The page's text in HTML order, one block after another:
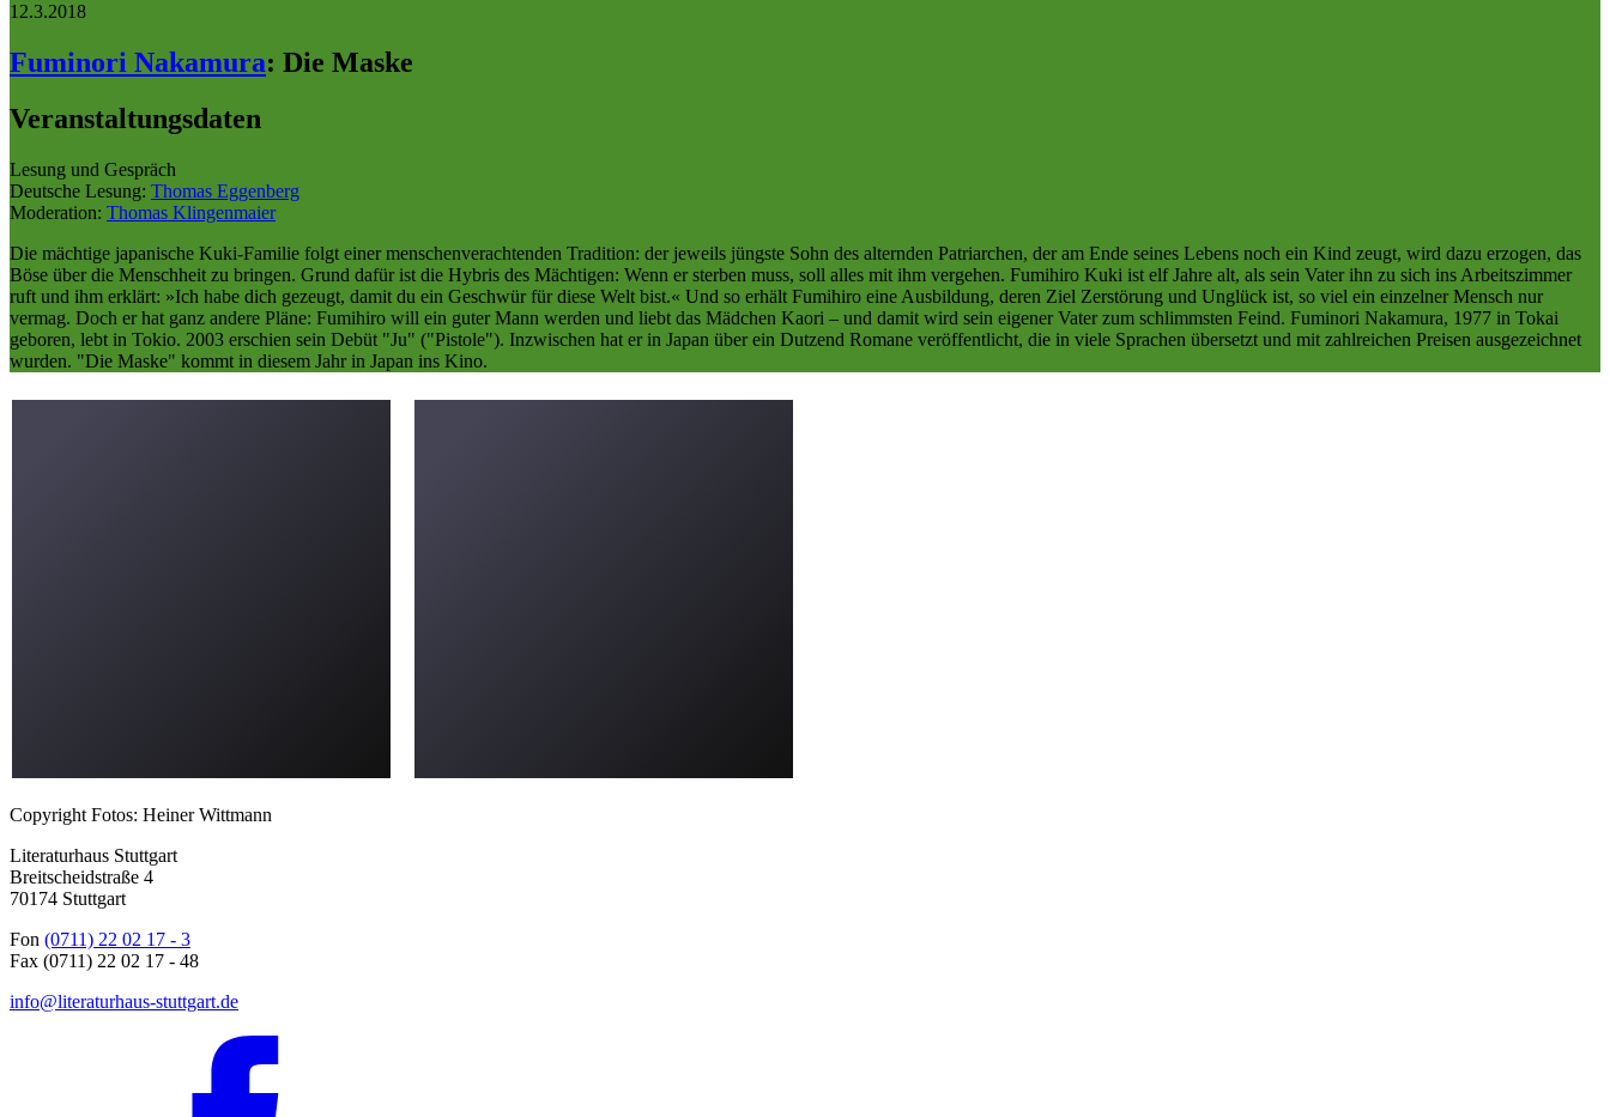
12.3.2018
Fuminori Nakamura: Die Maske
Veranstaltungsdaten
Lesung und Gespräch
Deutsche Lesung: Thomas Eggenberg
Moderation: Thomas Klingenmaier
Die mächtige japanische Kuki-Familie folgt einer menschenverachtenden Tradition: der jeweils jüngste Sohn des alternden Patriarchen, der am Ende seines Lebens noch ein Kind zeugt, wird dazu erzogen, das
Böse über die Menschheit zu bringen. Grund dafür ist die Hybris des Mächtigen: Wenn er sterben muss, soll alles mit ihm vergehen. Fumihiro Kuki ist elf Jahre alt, als sein Vater ihn zu sich ins Arbeitszimmer
ruft und ihm erklärt: »Ich habe dich gezeugt, damit du ein Geschwür für diese Welt bist.« Und so erhält Fumihiro eine Ausbildung, deren Ziel Zerstörung und Unglück ist, so viel ein einzelner Mensch nur
vermag. Doch er hat ganz andere Pläne: Fumihiro will ein guter Mann werden und liebt das Mädchen Kaori – und damit wird sein eigener Vater zum schlimmsten Feind. Fuminori Nakamura, 1977 in Tokai
geboren, lebt in Tokio. 2003 erschien sein Debüt "Ju" ("Pistole"). Inzwischen hat er in Japan über ein Dutzend Romane veröffentlicht, die in viele Sprachen übersetzt und mit zahlreichen Preisen ausgezeichnet
wurden. "Die Maske" kommt in diesem Jahr in Japan ins Kino.
Copyright Fotos: Heiner Wittmann
Literaturhaus Stuttgart
Breitscheidstraße 4
70174 Stuttgart
Fon (0711) 22 02 17 - 3
Fax (0711) 22 02 17 - 48
info@literaturhaus-stuttgart.de